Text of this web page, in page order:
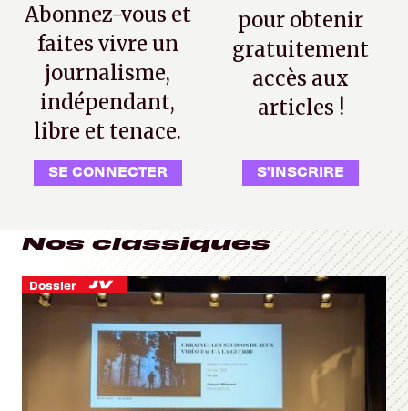
Abonnez-vous et
faites vivre un
journalisme,
indépendant,
libre et tenace.
SE CONNECTER
pour obtenir
gratuitement
accès aux
articles !
S'INSCRIRE
Nos classiques
Dossier